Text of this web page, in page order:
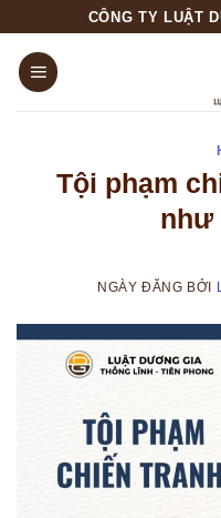
content
CÔNG TY LUẬT
Tội phạm
như
NGÀY ĐĂNG BỞI